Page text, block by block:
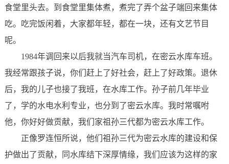
食堂里头去。到食堂里集体煮，煮完了弄个盆子端回来集体
吃。吃完饭闲着，大家都年轻，都在一块，还有文艺节目
呢。
1984年调回来以后我就当汽车司机，在密云水库车班。
我经常跟孩子说，你们赶上了好社会，赶上了好政策。退休
后，我的儿子也接了我班，在水库工作。孙子前几年毕业
了，学的水电水利专业，也分到了密云水库。我时常嘱咐
他，你好好做贡献，我们家祖孙三代都为密云水库工作。
正像罗连恒所说，他们祖孙三代为密云水库的建设和保
护做出了贡献，同水库结下深厚情缘，我们应该为这样的家